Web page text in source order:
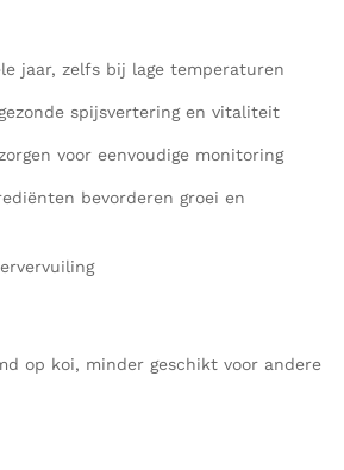
jaar, zelfs bij lage temperaturen
spijsvertering en vitaliteit
voor eenvoudige monitoring
bevorderen groei en
op koi, minder geschikt voor andere